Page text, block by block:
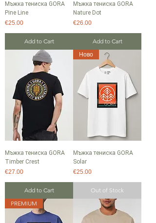
Мъжка тениска GORA
Pine Line
Price
€25.00
Add to Cart
Мъжка тениска GORA
Nature Dot
Price
€26.00
Add to Cart
Мъжка тениска GORA
Timber Crest
Price
€27.00
Add to Cart
Ново
Мъжка тениска GORA
Solar
Price
€25.00
Out of Stock
PREMIUM